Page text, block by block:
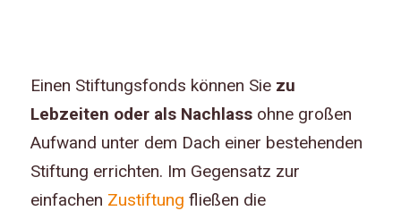
Einen Stiftungsfonds können Sie zu
Lebzeiten oder als Nachlassohne großen
Aufwand unter dem Dach einer bestehenden
Stiftung errichten. Im Gegensatz zur
einfachen Zustiftung fließen die